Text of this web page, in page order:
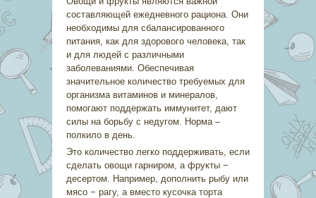
составляющей ежедневного рациона. Они
необходимы для сбалансированного
питания, как для здорового человека, так
и для людей с различными
заболеваниями. Обеспечивая
значительное количество требуемых для
организма витаминов и минералов,
помогают поддержать иммунитет, дают
силы на борьбу с недугом. Норма –
полкило в день.
Это количество легко поддерживать, если
сделать овощи гарниром, а фрукты −
десертом. Например, дополнить рыбу или
мясо − рагу, а вместо кусочка торта